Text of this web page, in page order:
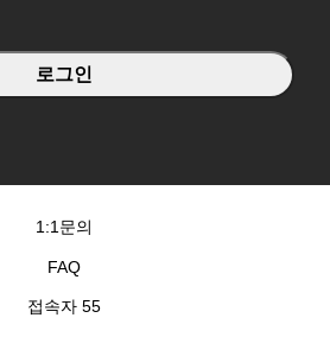
1:1문의
FAQ
접속자 55